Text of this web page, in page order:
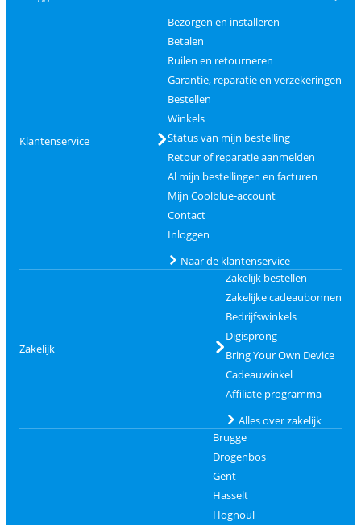
Klantenservice
Bezorgen en installeren
Betalen
Ruilen en retourneren
Garantie, reparatie en verzekeringen
Bestellen
Winkels
Status van mijn bestelling
Retour of reparatie aanmelden
Al mijn bestellingen en facturen
Mijn Coolblue-account
Contact
Inloggen
Naar de klantenservice
Zakelijk
Zakelijk bestellen
Zakelijke cadeaubonnen
Bedrijfswinkels
Digisprong
Bring Your Own Device
Cadeauwinkel
Affiliate programma
Alles over zakelijk
Brugge
Drogenbos
Gent
Hasselt
Hognoul